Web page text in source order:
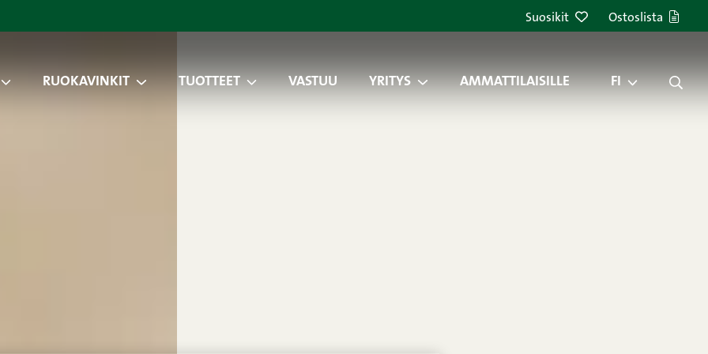
Suosikit Ostoslista
RUOKAVINKIT TUOTTEET VASTUU YRITYS AMMATTILAISILLE FI